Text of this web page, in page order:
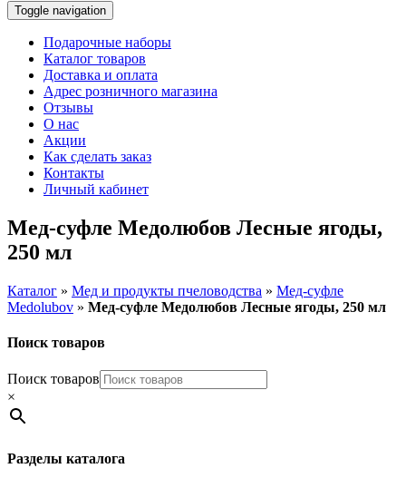
Toggle navigation
Подарочные наборы
Каталог товаров
Доставка и оплата
Адрес розничного магазина
Отзывы
О нас
Акции
Как сделать заказ
Контакты
Личный кабинет
Мед-суфле Медолюбов Лесные ягоды,
250 мл
Каталог » Мед и продукты пчеловодства » Мед-суфле
Medolubov » Мед-суфле Медолюбов Лесные ягоды, 250 мл
Поиск товаров
Поиск товаров
×
Разделы каталога